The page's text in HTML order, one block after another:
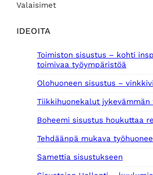
Valaisimet
IDEOITA
Toimiston sisustus – kohti
toimivaa työympäristöä
Olohuoneen sisustus –
Tiikkihuonekalut
Boheemi sisustus houkuttaa
Tehdäänpä mukava
Samettia sisustukseen